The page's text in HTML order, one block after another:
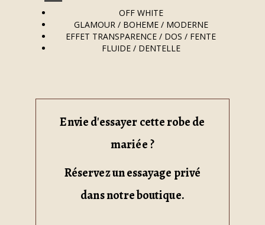
OFF WHITE
GLAMOUR / BOHEME / MODERNE
EFFET TRANSPARENCE / DOS / FENTE
FLUIDE / DENTELLE
Envie d'essayer cette robe de
mariée ?
Réservez un essayage privé
dans notre boutique.